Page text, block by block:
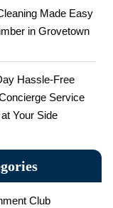
Made Easy
in Grovetown
Hassle-Free
Service
Your Side
Club